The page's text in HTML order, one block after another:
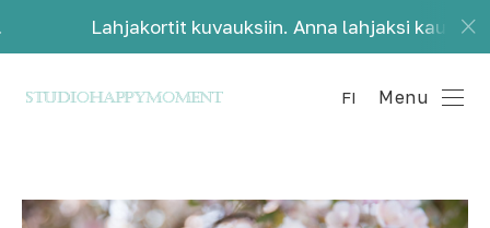
kuvauksiin. Anna lahjaksi kauniita muistoja.
FI Menu